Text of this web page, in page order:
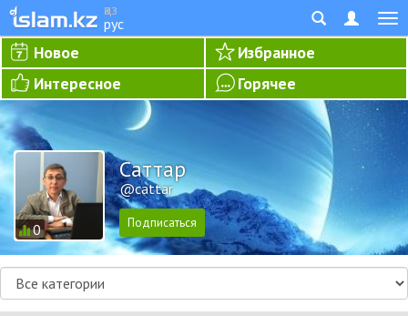
қаз
рус
Новое
Избранное
Интересное
Горячее
0
Cаттар
@cattar